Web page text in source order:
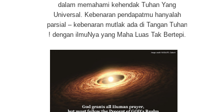
dalam memahami kehendak Tuhan Yang
Universal. Kebenaran pendapatmu hanyalah
parsial – kebenaran mutlak ada di Tangan Tuhan
! dengan ilmuNya yang Maha Luas Tak Bertepi.